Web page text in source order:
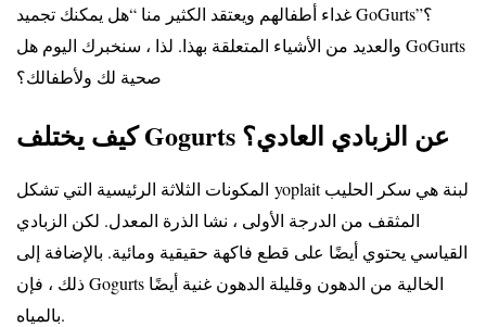
غداء أطفالهم ويعتقد الكثير منا “هل يمكنك تجميد GoGurts”؟
والعديد من الأشياء المتعلقة بهذا. لذا ، سنخبرك اليوم هل GoGurts
صحية لك ولأطفالك؟
كيف يختلف Gogurts عن الزبادي العادي؟
yoplait لبنة هي سكر الحليب
المثقف من الدرجة الأولى ، نشا الذرة المعدل. لكن الزبادي
القياسي يحتوي أيضًا على قطع فاكهة حقيقية ومائية. بالإضافة إلى
ذلك ، فإن Gogurts الخالية من الدهون وقليلة الدهون غنية أيضًا
بالمياه.